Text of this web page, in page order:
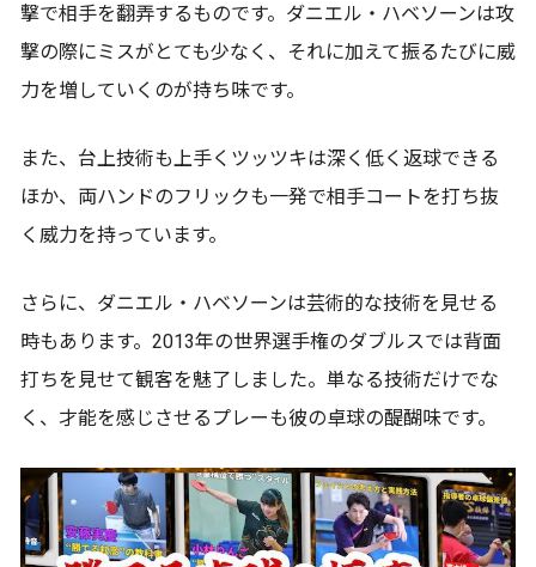
撃で相手を翻弄するものです。ダニエル・ハベソーンは攻
撃の際にミスがとても少なく、それに加えて振るたびに威
力を増していくのが持ち味です。
また、台上技術も上手くツッツキは深く低く返球できる
ほか、両ハンドのフリックも一発で相手コートを打ち抜
く威力を持っています。
さらに、ダニエル・ハベソーンは芸術的な技術を見せる
時もあります。2013年の世界選手権のダブルスでは背面
打ちを見せて観客を魅了しました。単なる技術だけでな
く、才能を感じさせるプレーも彼の卓球の醍醐味です。